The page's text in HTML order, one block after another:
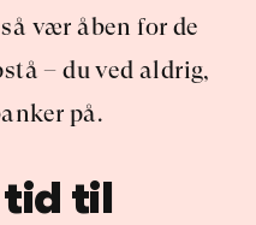
vær åben for de
– du ved aldrig,
på.
til